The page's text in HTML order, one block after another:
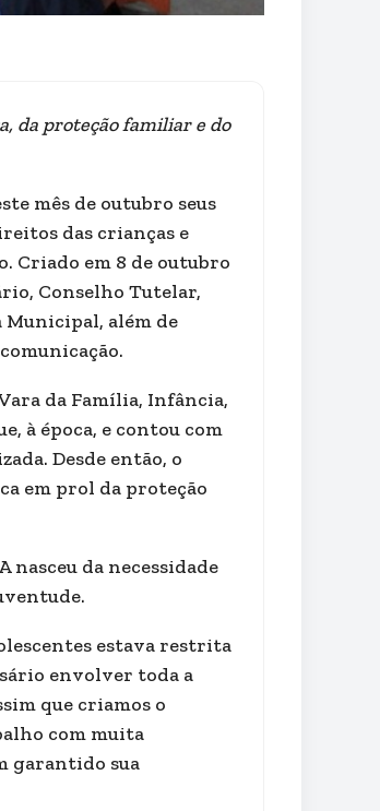
da proteção familiar e do
mês de outubro seus
das crianças e
Criado em 8 de outubro
Conselho Tutelar,
além de
da Família, Infância,
à época, e contou com
Desde então, o
em prol da proteção
nasceu da necessidade
estava restrita
envolver toda a
que criamos o
com muita
garantido sua